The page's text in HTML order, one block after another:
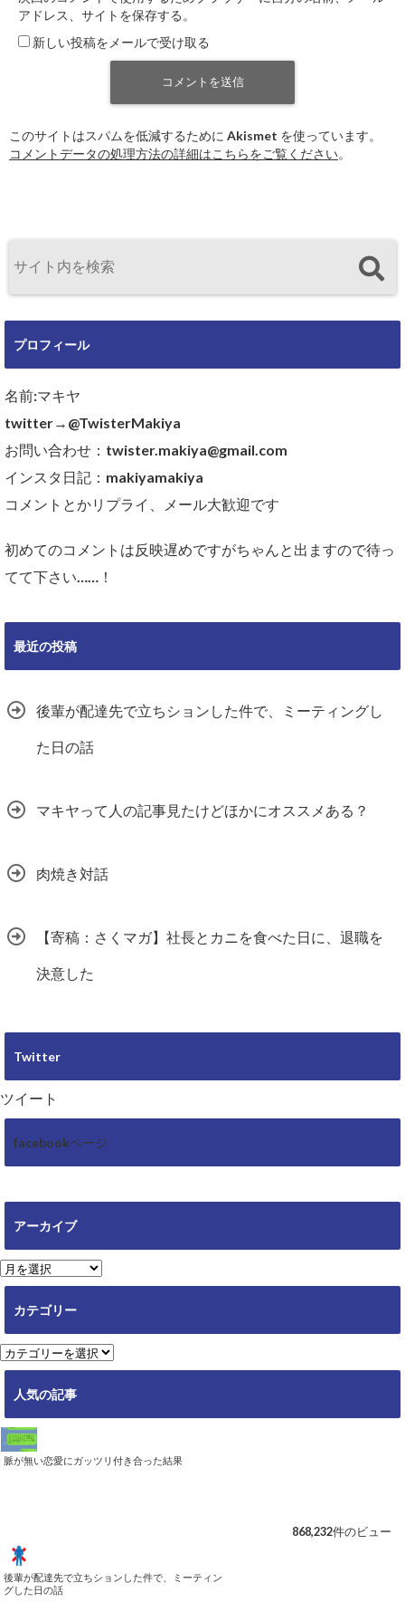
アドレス、サイトを保存する。
新しい投稿をメールで受け取る
このサイトはスパムを低減するために Akismet を使っています。
コメントデータの処理方法の詳細はこちらをご覧ください。
プロフィール
名前:マキヤ
twitter→@TwisterMakiya
お問い合わせ：twister.makiya@gmail.com
インスタ日記：makiyamakiya
コメントとかリプライ、メール大歓迎です
初めてのコメントは反映遅めですがちゃんと出ますので待っ
てて下さい……！
最近の投稿
後輩が配達先で立ちションした件で、ミーティングし
た日の話
マキヤって人の記事見たけどほかにオススメある？
肉焼き対話
【寄稿：さくマガ】社長とカニを食べた日に、退職を
決意した
Twitter
ツイート
facebookページ
アーカイブ
ア
ー
ブ
カテゴリー
カ
テ
ー
人気の記事
脈が無い恋愛にガッツリ付き合った結果
868,232件のビュー
後輩が配達先で立ちションした件で、ミーティン
グした日の話